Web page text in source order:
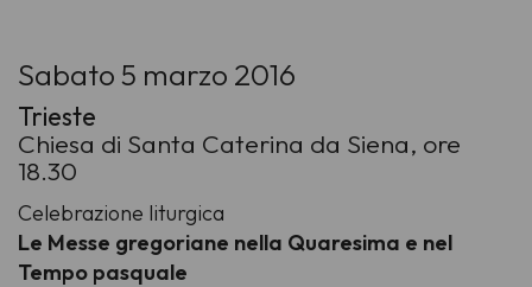
Sabato 5 marzo 2016
Trieste
Chiesa di Santa Caterina da Siena, ore
18.30
Celebrazione liturgica
Le Messe gregoriane nella Quaresima e nel
Tempo pasquale